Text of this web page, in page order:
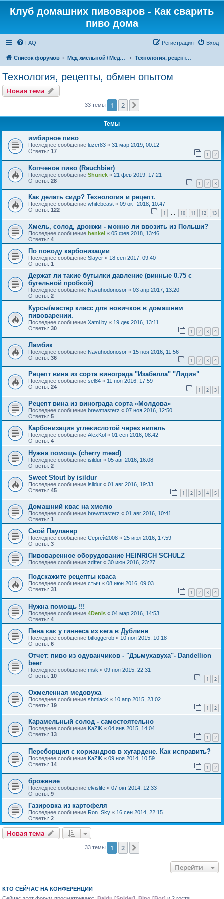
Клуб домашних пивоваров - Как cварить
пиво дома
FAQ Вход
Регистрация
Список форумов Mед хмельной / Медовуха / Сидр / Перри / Квас Технология, рецепты, обмен опытом
Технология, рецепты, обмен опытом
Новая тема
33 темы 1 2
Темы
имбирное пиво
Последнее сообщение luzer83 « 31 мар 2019, 00:12
Ответы: 17 1 2
Копченое пиво (Rauchbier)
Последнее сообщение Shurick « 21 фев 2019, 17:21
Ответы: 28 1 2 3
Как делать сидр? Технология и рецепт.
Последнее сообщение whitebeast « 09 окт 2018, 10:47
Ответы: 122 1 … 10 11 12 13
Хмель, солод, дрожжи - можно ли ввозить из Польши?
Последнее сообщение henkel « 05 фев 2018, 13:46
Ответы: 4
По поводу карбонизации
Последнее сообщение Slayer « 18 сен 2017, 09:40
Ответы: 1
Держат ли такие бутылки давление (винные 0.75 с
бугельной пробкой)
Последнее сообщение Navuhodonosor « 03 апр 2017, 13:20
Ответы: 2
Курсы/мастер класс для новичков в домашнем
пивоварении.
Последнее сообщение Xatni.by « 19 дек 2016, 13:11
Ответы: 30 1 2 3 4
Ламбик
Последнее сообщение Navuhodonosor « 15 ноя 2016, 11:56
Ответы: 36 1 2 3 4
Рецепт вина из сорта винограда "Изабелла" "Лидия"
Последнее сообщение sel84 « 11 ноя 2016, 17:59
Ответы: 24 1 2 3
Рецепт вина из винограда сорта «Молдова»
Последнее сообщение brewmasterz « 07 ноя 2016, 12:50
Ответы: 5
Карбонизация углекислотой через нипель
Последнее сообщение AlexKol « 01 сен 2016, 08:42
Ответы: 4
Нужна помощь (cherry mead)
Последнее сообщение isildur « 05 авг 2016, 16:08
Ответы: 2
Sweet Stout by isildur
Последнее сообщение isildur « 01 авг 2016, 19:33
Ответы: 45 1 2 3 4 5
Домашний квас на хмелю
Последнее сообщение brewmasterz « 01 авг 2016, 10:41
Ответы: 1
Свой Пауланер
Последнее сообщение Сергей2008 « 25 июл 2016, 17:59
Ответы: 3
Пивоваренное оборудование HEINRICH SCHULZ
Последнее сообщение zdfter « 30 июн 2016, 23:27
Подскажите рецепты кваса
Последнее сообщение стыч « 08 июн 2016, 09:03
Ответы: 31 1 2 3 4
Нужна помощь !!!
Последнее сообщение 4Denis « 04 мар 2016, 14:53
Ответы: 4
Пена как у гиннеса из кега в Дублине
Последнее сообщение bitloggerob « 10 ноя 2015, 10:18
Ответы: 6
Отчет: пиво из одуванчиков - "Дзьмухавуха"- Dandellion
beer
Последнее сообщение msk « 09 ноя 2015, 22:31
Ответы: 10 1 2
Охмеленная медовуха
Последнее сообщение shmiack « 10 апр 2015, 23:02
Ответы: 19 1 2
Карамельный солод - самостоятельно
Последнее сообщение KaZiK « 04 янв 2015, 14:04
Ответы: 13 1 2
Переборщил с кориандров в хугардене. Как исправить?
Последнее сообщение KaZiK « 09 ноя 2014, 10:59
Ответы: 14 1 2
брожение
Последнее сообщение elvislife « 07 окт 2014, 12:33
Ответы: 9
Газировка из картофеля
Последнее сообщение Ron_Sky « 16 сен 2014, 22:15
Ответы: 2
Новая тема
33 темы 1 2
Перейти
КТО СЕЙЧАС НА КОНФЕРЕНЦИИ